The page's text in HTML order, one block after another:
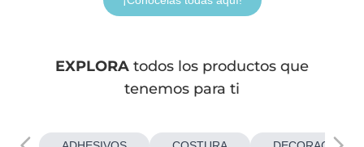
EXPLORA todos los productos que
tenemos para ti